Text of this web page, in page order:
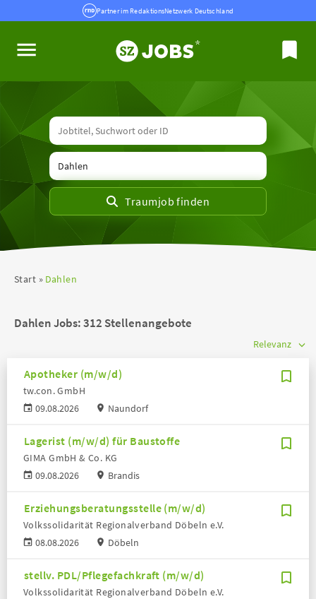
Partner im RedaktionsNetzwerk Deutschland
Start Dahlen
Dahlen Jobs:312 Stellenangebote
Apotheker (m/w/d)
09.08.2026
tw.con. GmbH
Naundorf
Lagerist (m/w/d) für Baustoffe
09.08.2026
GIMA GmbH & Co. KG
Brandis
Erziehungsberatungsstelle (m/w/d)
08.08.2026
Volkssolidarität Regionalverband Döbeln e.V.
Döbeln
stellv. PDL/Pflegefachkraft (m/w/d)
Volkssolidarität Regionalverband Döbeln e.V.